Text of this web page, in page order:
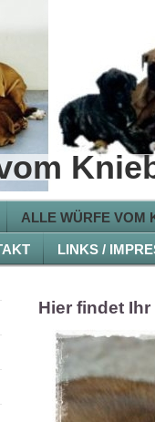
ALLE WÜRFE VOM
LINKS /
Hier findet